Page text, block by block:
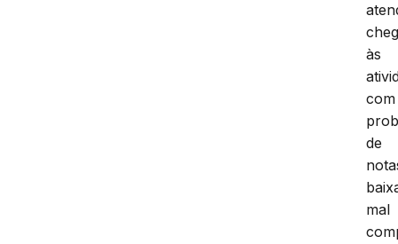
às
com
de
mal